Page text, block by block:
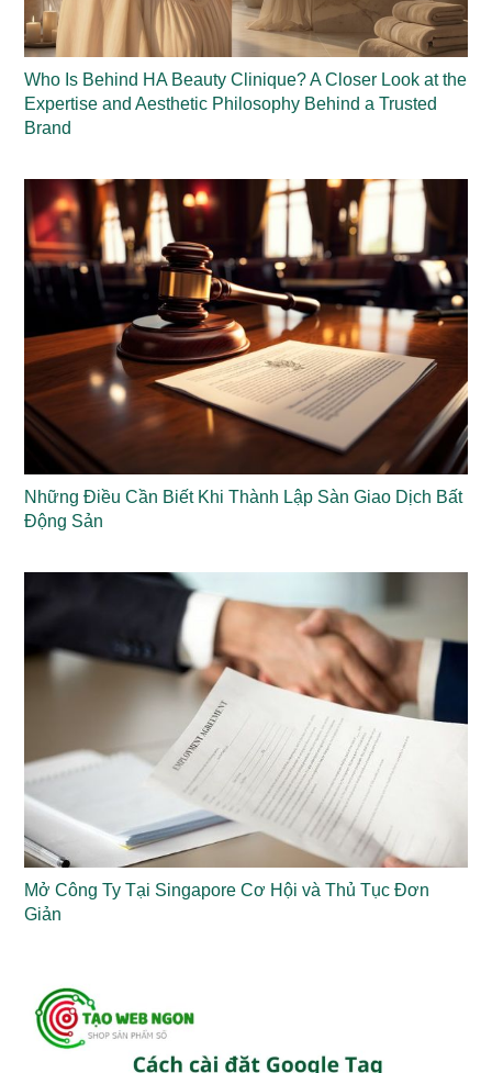
Who Is Behind HA Beauty Clinique? A Closer Look at the
Expertise and Aesthetic Philosophy Behind a Trusted
Brand
Những Điều Cần Biết Khi Thành Lập Sàn Giao Dịch Bất
Động Sản
Mở Công Ty Tại Singapore Cơ Hội và Thủ Tục Đơn
Giản